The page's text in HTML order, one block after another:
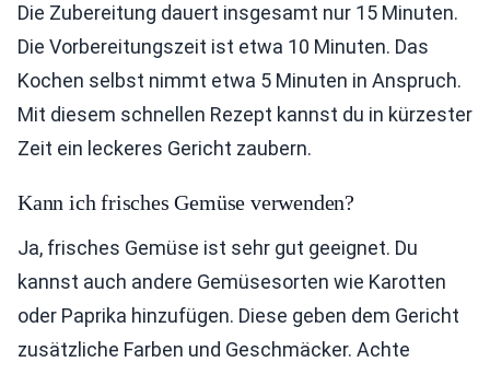
Die Zubereitung dauert insgesamt nur 15 Minuten.
Die Vorbereitungszeit ist etwa 10 Minuten. Das
Kochen selbst nimmt etwa 5 Minuten in Anspruch.
Mit diesem schnellen Rezept kannst du in kürzester
Zeit ein leckeres Gericht zaubern.
Kann ich frisches Gemüse verwenden?
Ja, frisches Gemüse ist sehr gut geeignet. Du
kannst auch andere Gemüsesorten wie Karotten
oder Paprika hinzufügen. Diese geben dem Gericht
zusätzliche Farben und Geschmäcker. Achte